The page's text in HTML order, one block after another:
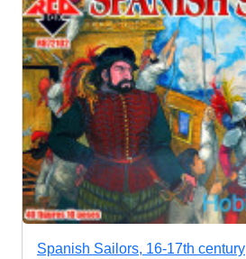
Spanish Sailors, 16-17th century